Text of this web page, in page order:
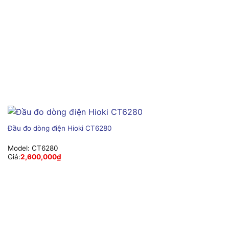
Đầu đo dòng điện Hioki CT6280
Model: CT6280
Giá:2,600,000₫